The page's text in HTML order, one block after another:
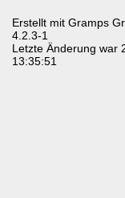
Erstellt mit Gramps
4.2.3-1
Letzte Änderung war
13:35:51